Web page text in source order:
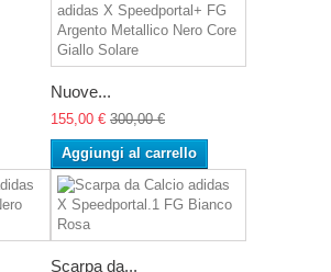
Nuove...
155,00 € 300,00 €
Aggiungi al carrello
Scarpa da...